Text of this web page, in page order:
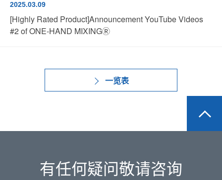
一览表
2025.03.09
[Highly Rated Product]Announcement YouTube Videos
#2 of ONE-HAND MIXINGⓇ
有任何疑问敬请咨询